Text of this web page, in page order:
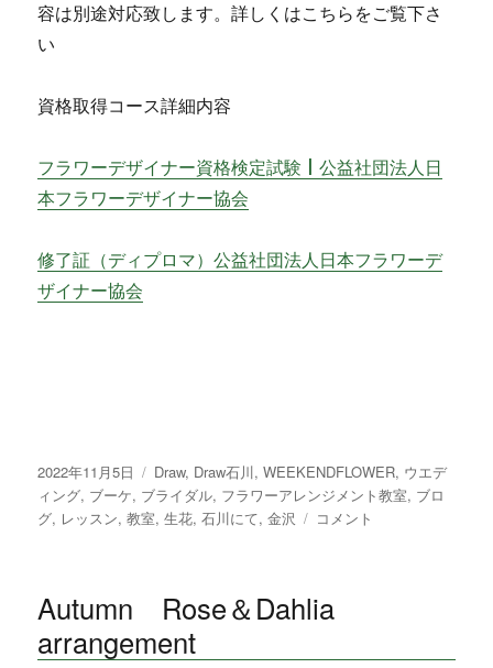
容は別途対応致します。詳しくはこちらをご覧下さ
い
資格取得コース詳細内容
フラワーデザイナー資格検定試験 | 公益社団法人日
本フラワーデザイナー協会
修了証（ディプロマ）公益社団法人日本フラワーデ
ザイナー協会
投
稿
日:
2022年11月5日
カ
テ
ゴ
Draw, Draw石川,WEEKENDFLOWER, ウエデ
ィング, ブーケ, ブライダル, フラワーアレンジメント教室, ブロ
グ, レッスン,教室,生花,石川にて,金沢
素
リ
マ
コメント
Autumn Rose＆Dahlia
arrangement